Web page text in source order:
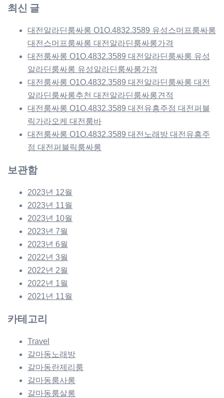
최신 글
대전알라딘룸싸롱 O1O.4832.3589 유성스머프룸싸롱
대전스머프룸싸롱 대전알라딘룸싸롱가격
대전룸싸롱 O1O.4832.3589 대전알라딘룸싸롱 유성
알라딘룸싸롱 유성알라딘룸싸롱가격
대전룸싸롱 O1O.4832.3589 대전알라딘룸싸롱 대전
알라딘룸싸롱추천 대전알라딘룸싸롱견적
대전룸싸롱 O1O.4832.3589 대전유흥주점 대전퍼블
릭가라오케 대전룸바
대전룸싸롱 O1O.4832.3589 대전노래방 대전유흥주
점 대전퍼블릭룸싸롱
보관함
2023년 12월
2023년 11월
2023년 10월
2023년 7월
2023년 6월
2022년 3월
2022년 2월
2022년 1월
2021년 11월
카테고리
Travel
갈마동노래방
갈마동란제리룸
갈마동룸사롱
갈마동룸살롱